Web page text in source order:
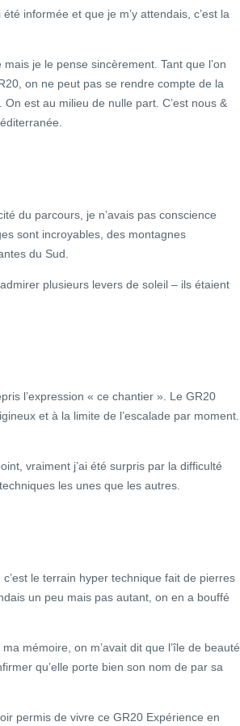
informée et que je m’y attendais, c’est la
je le pense sincèrement. Tant que l’on
on ne peut pas se rendre compte de la
est au milieu de nulle part. C’est nous &
du parcours, je n’avais pas conscience
sont incroyables, des montagnes
du Sud.
plusieurs levers de soleil – ils étaient
l’expression « ce chantier ». Le GR20
et à la limite de l’escalade par moment.
vraiment j’ai été surpris par la difficulté
les unes que les autres.
le terrain hyper technique fait de pierres
un peu mais pas autant, on en a bouffé
mémoire, on m’avait dit que l’île de beauté
qu’elle porte bien son nom de par sa
permis de vivre ce GR20 Expérience en